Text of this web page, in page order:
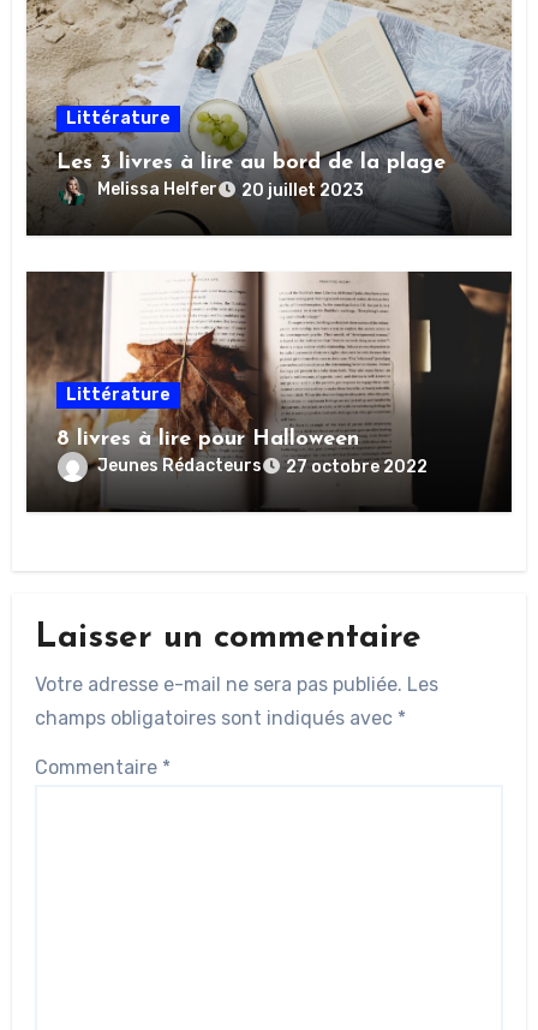
Littérature
Les 3 livres à lire au bord de la plage
Melissa Helfer 20 juillet 2023
Littérature
8 livres à lire pour Halloween
Jeunes Rédacteurs 27 octobre 2022
Laisser un commentaire
Votre adresse e-mail ne sera pas publiée. Les
champs obligatoires sont indiqués avec *
Commentaire *